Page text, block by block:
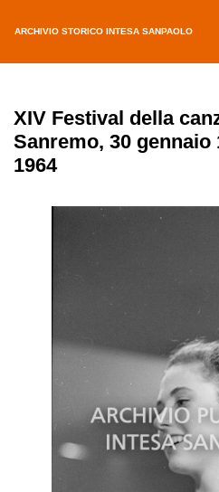
ARCHIVIO STORICO INTESA SANPAOLO
XIV Festival della
Sanremo, 30 gennaio
1964